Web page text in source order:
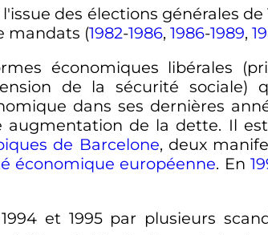
l'issue des élections générales de
mandats (1982-1986, 1986-1989,
économiques libérales
de la sécurité sociale)
dans ses dernières
augmentation de la dette. Il
de Barcelone, deux
économique européenne. En
et 1995 par plusieurs